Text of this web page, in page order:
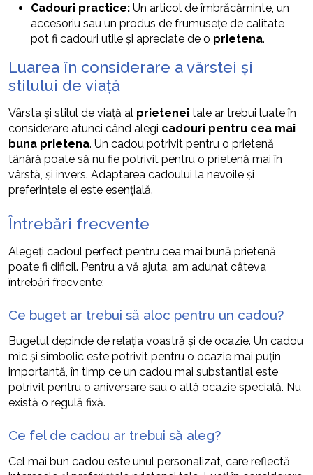
Cadouri practice: Un articol de îmbrăcăminte, un
accesoriu sau un produs de frumusețe de calitate
pot fi cadouri utile și apreciate de o prietena.
Luarea în considerare a vârstei și
stilului de viață
Vârsta și stilul de viață al prietenei tale ar trebui luate în
considerare atunci când alegi cadouri pentru cea mai
buna prietena. Un cadou potrivit pentru o prietenă
tânără poate să nu fie potrivit pentru o prietenă mai în
vârstă, și invers. Adaptarea cadoului la nevoile și
preferințele ei este esențială.
Întrebări frecvente
Alegeți cadoul perfect pentru cea mai bună prietenă
poate fi dificil. Pentru a vă ajuta, am adunat câteva
întrebări frecvente:
Ce buget ar trebui să aloc pentru un cadou?
Bugetul depinde de relația voastră și de ocazie. Un cadou
mic și simbolic este potrivit pentru o ocazie mai puțin
importantă, în timp ce un cadou mai substantial este
potrivit pentru o aniversare sau o altă ocazie specială. Nu
există o regulă fixă.
Ce fel de cadou ar trebui să aleg?
Cel mai bun cadou este unul personalizat, care reflectă